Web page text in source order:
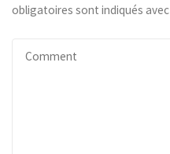
obligatoires sont indiqués avec